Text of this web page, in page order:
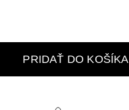
PRIDAŤ DO KOŠÍKA